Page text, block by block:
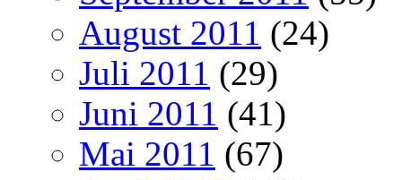
August 2011 (24)
Juli 2011 (29)
Juni 2011 (41)
Mai 2011 (67)